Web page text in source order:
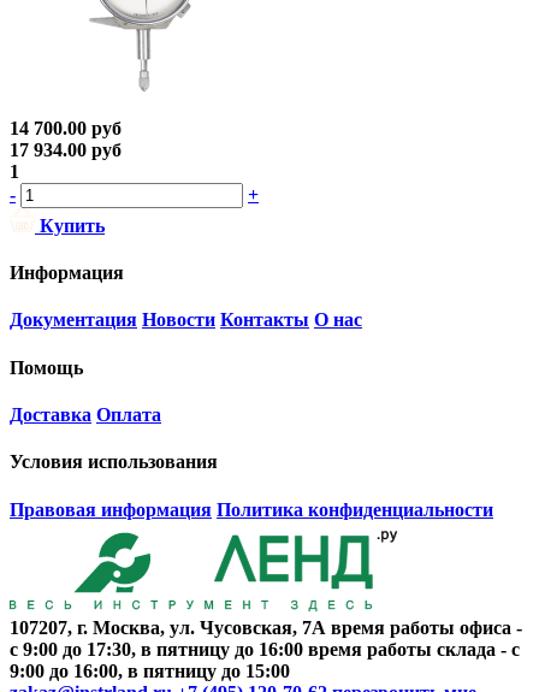
14 700.00 руб
17 934.00 руб
1
-
+
Купить
Информация
Документация Новости Контакты О нас
Помощь
Доставка Оплата
Условия использования
Правовая информация Политика конфиденциальности
107207, г. Москва, ул. Чусовская, 7А время работы офиса -
с 9:00 до 17:30, в пятницу до 16:00 время работы склада - с
9:00 до 16:00, в пятницу до 15:00